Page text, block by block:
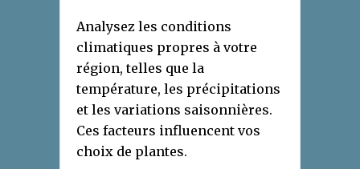
Analysez les conditions
climatiques propres à votre
région, telles que la
température, les précipitations
et les variations saisonnières.
Ces facteurs influencent vos
choix de plantes.